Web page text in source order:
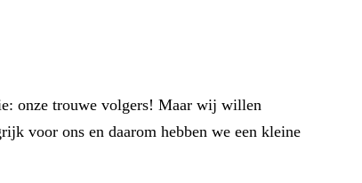
onze trouwe volgers! Maar wij willen
voor ons en daarom hebben we een kleine